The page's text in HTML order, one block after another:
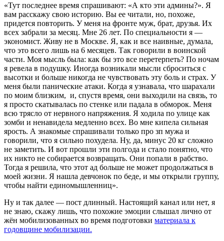
«Тут последнее время спрашивают: «А кто эти админы?». Я
вам расскажу свою историю. Вы ее читали, но, похоже,
придется повторить. У меня на фронте муж, брат, друзья. Их
всех забрали за месяц. Мне 26 лет. По специальности я —
экономист. Живу не в Москве. Я, как и все наивные, думала,
что это всего лишь на 6 месяцев. Так говорили в воинской
части. Моя мысль была: как бы это все перетерпеть? По ночам
я ревела в подушку. Иногда возникали мысли сброситься с
высотки и больше никогда не чувствовать эту боль и страх. У
меня были панические атаки. Когда я узнавала, что шарахали
по моим близким, и, спустя время, они выходили на связь, то
я просто скатывалась по стенке или падала в обморок. Меня
всю трясло от нервного напряжения. Я ходила по улице как
зомби и ненавидела медленно всех. Во мне кипела сильная
ярость. А знакомые спрашивали только про зп мужа и
говорили, что я сильно похудела. Ну, да, минус 20 кг сложно
не заметить. И вот прошли эти полгода и стало понятно, что
их никто не собирается возвращать. Они попали в рабство.
Тогда я решила, что этот ад больше не может продолжаться в
моей жизни. Я нашла девчонок по беде, и мы открыли группу,
чтобы найти единомышленниц».
Ну и так далее — пост длинный. Настоящий канал или нет, я
не знаю, скажу лишь, что похожие эмоции слышал лично от
жён мобилизованных во время подготовки материала к
годовщине мобилизации.